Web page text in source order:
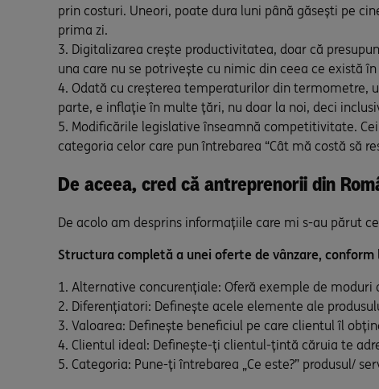
prin costuri. Uneori, poate dura luni până găsești pe
prima zi.
Digitalizarea crește productivitatea, doar că
una care nu se potrivește cu nimic din ceea ce există
Odată cu creșterea temperaturilor din termometre,
parte, e inflație în multe țări, nu doar la noi, deci
Modificările legislative înseamnă competitivitate.
categoria celor care pun întrebarea “Cât mă costă să
De aceea, cred că antreprenorii din
De acolo am desprins informațiile care mi s-au părut
Structura completă a unei oferte de vânzare, conform
Alternative concurențiale: Oferă exemple de
Diferențiatori: Definește acele elemente ale
Valoarea: Definește beneficiul pe care clientul îl
Clientul ideal: Definește-ți clientul-țintă căruia te
Categoria: Pune-ți întrebarea „Ce este?” produsul/